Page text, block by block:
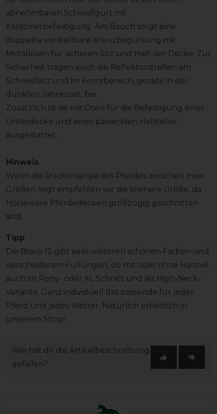
abnehmbaren Schweifgurt mit
Karabinerbefestigung. Am Bauch sorgt eine
doppelte verstellbare Kreuzbegurtung mit
Metallösen für sicheren Sitz und Halt der Decke. Zur
Sicherheit tragen auch die Reflektorstreifen am
Schweiflatz und im Frontbereich, gerade in der
dunklen Jahreszeit, bei.
Zusätzlich ist sie mit Ösen für die Befestigung einer
Unterdecke und eines passenden Halsteiles
ausgestattet.
Hinweis
Wenn die Rückenlänge des Pferdes zwischen zwei
Größen liegt empfehlen wir die kleinere Größe, da
Horseware Pferdedecken großzügig geschnitten
sind.
Tipp
Die Bravo 12 gibt es in weiteren schönen Farben und
verschiedenen Füllungen, ob mit oder ohne Halsteil,
auch im Pony- oder XL Schnitt und als High-Neck-
Variante. Ganz individuell das passende für jedes
Pferd und jedes Wetter. Natürlich erhältlich in
unserem Shop!
Wie hat dir die Artikelbeschreibung
gefallen?